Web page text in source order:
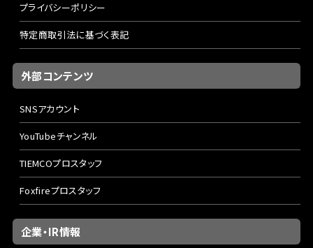
プライバシーポリシー
特定商取引法に基づく表記
外部コンテンツ
SNSアカウント
YouTubeチャンネル
TIEMCOプロスタッフ
Foxfireプロスタッフ
企業・IR情報